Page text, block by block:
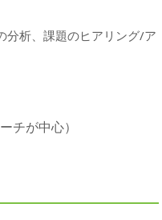
分析、課題のヒアリング/ア
チが中心）